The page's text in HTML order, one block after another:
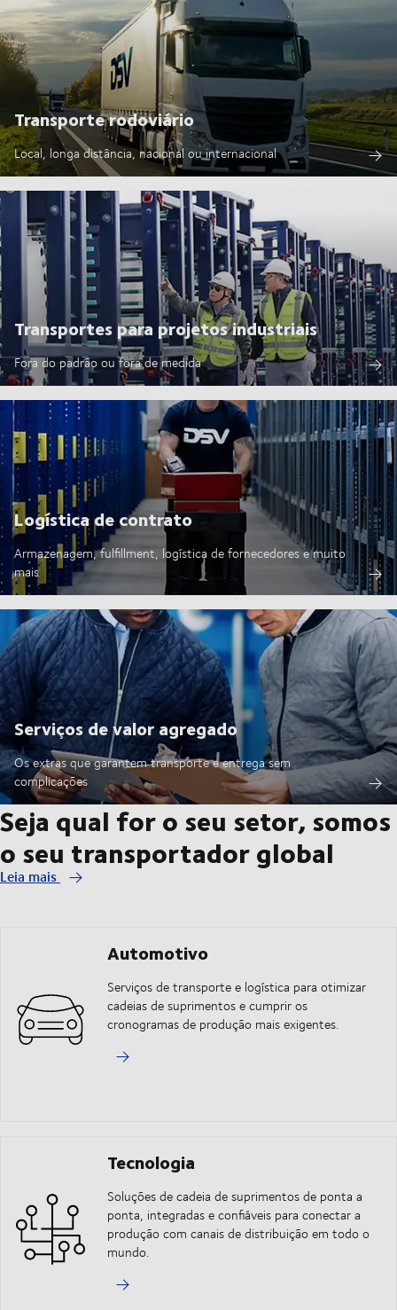
Transporte rodoviário
Local, longa distância, nacional ou internacional
Transportes para projetos industriais
Fora do padrão ou fora de medida
Logística de contrato
Armazenagem, fulfillment, logística de fornecedores e muito
mais
Serviços de valor agregado
Os extras que garantem transporte e entrega sem
complicações
Seja qual for o seu setor, somos
o seu transportador global
Leia mais
Automotivo
Serviços de transporte e logística para otimizar
cadeias de suprimentos e cumprir os
cronogramas de produção mais exigentes.
Tecnologia
Soluções de cadeia de suprimentos de ponta a
ponta, integradas e confiáveis para conectar a
produção com canais de distribuição em todo o
mundo.